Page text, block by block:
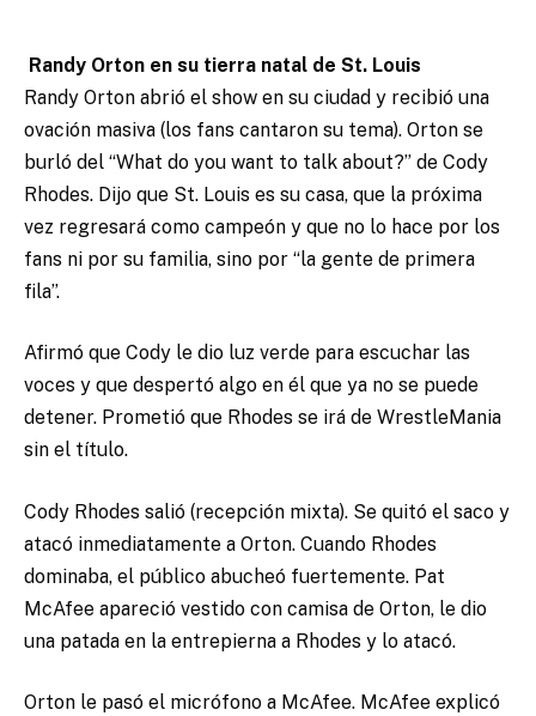
Randy Orton en su tierra natal de St. Louis
Randy Orton abrió el show en su ciudad y recibió una
ovación masiva (los fans cantaron su tema). Orton se
burló del “What do you want to talk about?” de Cody
Rhodes. Dijo que St. Louis es su casa, que la próxima
vez regresará como campeón y que no lo hace por los
fans ni por su familia, sino por “la gente de primera
fila”.
Afirmó que Cody le dio luz verde para escuchar las
voces y que despertó algo en él que ya no se puede
detener. Prometió que Rhodes se irá de WrestleMania
sin el título.
Cody Rhodes salió (recepción mixta). Se quitó el saco y
atacó inmediatamente a Orton. Cuando Rhodes
dominaba, el público abucheó fuertemente. Pat
McAfee apareció vestido con camisa de Orton, le dio
una patada en la entrepierna a Rhodes y lo atacó.
Orton le pasó el micrófono a McAfee. McAfee explicó